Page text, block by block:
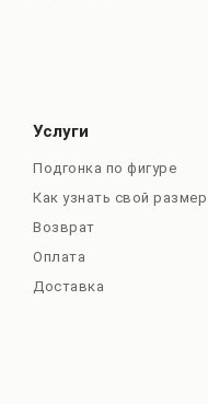
Услуги
Подгонка по фигуре
Как узнать свой размер
Возврат
Оплата
Доставка